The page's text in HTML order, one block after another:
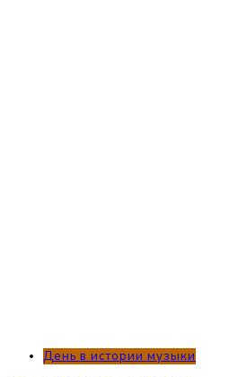
День в истории музыки